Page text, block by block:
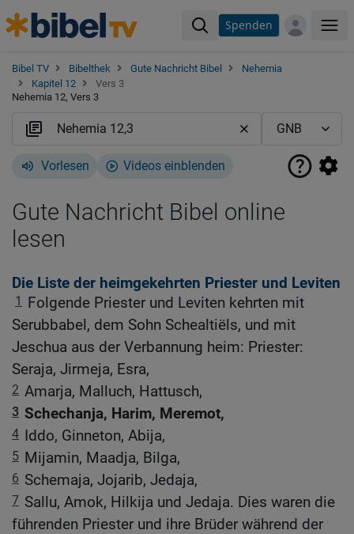
Spenden
Bibel TV Bibelthek Gute Nachricht Bibel
Nehemia
Kapitel 12
Vers 3
Nehemia 12, Vers 3
Vorlesen Videos einblenden
Gute Nachricht Bibel online
lesen
Die Liste der heimgekehrten Priester und Leviten
1
Folgende Priester und Leviten kehrten mit
Serubbabel, dem Sohn Schealtiëls, und mit
Jeschua aus der Verbannung heim: Priester:
Seraja, Jirmeja, Esra,
2 Amarja, Malluch, Hattusch,
3 Schechanja, Harim, Meremot,
4 Iddo, Ginneton, Abija,
5 Mijamin, Maadja, Bilga,
6 Schemaja, Jojarib, Jedaja,
7 Sallu, Amok, Hilkija und Jedaja. Dies waren die
führenden Priester und ihre Brüder während der